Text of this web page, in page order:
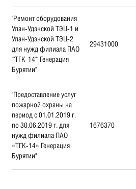
"Ремонт оборудования
Улан-Удэнской ТЭЦ-1 и
Улан-Удэнской ТЭЦ-2
для нужд филиала ПАО
""ТГК-14"" Генерация
Бурятии"
29431000
"Предоставление услуг
пожарной охраны на
период с 01.01.2019 г.
по 30.06.2019 г. для
нужд филиала ПАО
«ТГК-14» Генерация
Бурятии"
1676370